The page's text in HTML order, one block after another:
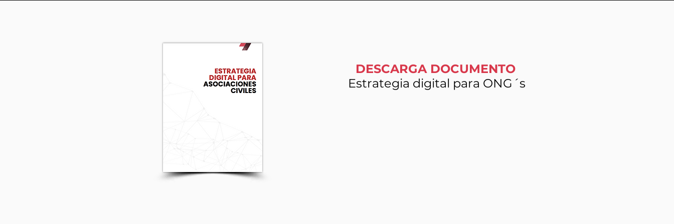
DESCARGA DOCUMENTO
Estrategia digital para ONG´s